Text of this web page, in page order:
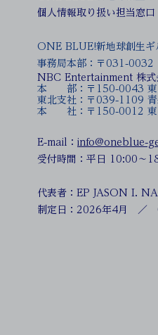
個人情報取り扱い担当窓口
ONE BLUE!新地球創生ギ
事務局本部：〒031-0032
NBC Entertainment 株式
本 部：〒150-0043 東
東北支社：〒039-
本 社：〒150-0012 東京
E-mail： info@oneblue-
受付時間：平日 10:00〜
代表者：EP JASON I.
制定日：2026年4月 ／